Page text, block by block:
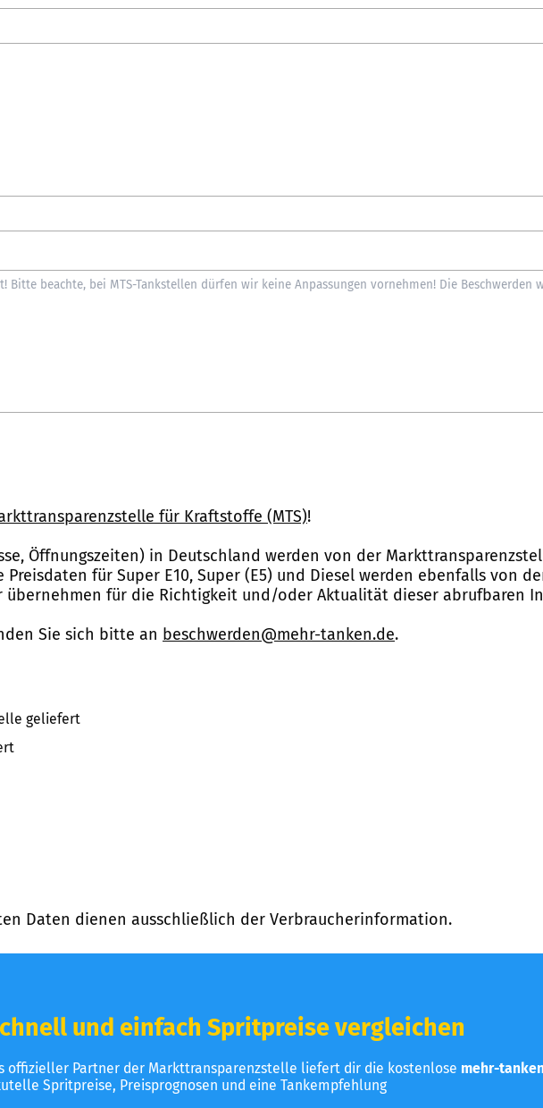
für Kraftstoffe (MTS)!
Öffnungszeiten) in Deutschland werden von der
für Super E10, Super (E5) und Diesel werden ebenfalls von
für die Richtigkeit und/oder Aktualität dieser abrufbaren
Sie sich bitte an beschwerden@mehr-tanken.de.
geliefert
Daten dienen ausschließlich der Verbraucherinformation.
und einfach Spritpreise vergleichen
offizieller Partner der Markttransparenzstelle liefert dir die kostenlose mehr-
Spritpreise, Preisprognosen und eine Tankempfehlung